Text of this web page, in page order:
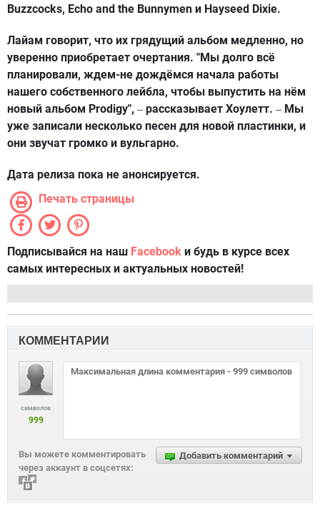
Buzzcocks, Echo and the Bunnymen и Hayseed Dixie.
Лайам говорит, что их грядущий альбом медленно, но
уверенно приобретает очертания. "Мы долго всё
планировали, ждем-не дождёмся начала работы
нашего собственного лейбла, чтобы выпустить на нём
новый альбом Prodigy", – рассказывает Хоулетт. – Мы
уже записали несколько песен для новой пластинки, и
они звучат громко и вульгарно.
Дата релиза пока не анонсируется.
Печать страницы
Подписывайся на наш Facebook и будь в курсе всех
самых интересных и актуальных новостей!
КОММЕНТАРИИ
символов
999
Добавить комментарий
Вы можете комментировать
через аккаунт в соцсетях: